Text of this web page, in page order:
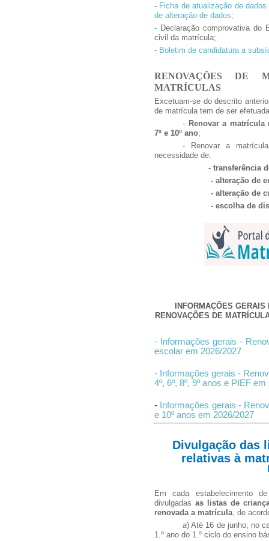
- Ficha de atualização de
de alteração de dados;
- Declaração comprovativa do
civil da matrícula;
- Boletim de candidatura a
RENOVAÇÕES DE
MATRÍCULAS
Excetuam-se do descrito
de matrícula tem de ser
- Renovar a
7º e 10º ano;
- Renovar a
necessidade de:
- transferência
- alteração de
- alteração de
- escolha de
INFORMAÇÕES GERAIS
RENOVAÇÕES DE
- Informações gerais -
escolar em 2026/2027
- Informações gerais -
4º, 6º, 8º, 9º anos e PIEF
- Informações gerais -
e 10º anos em 2026/2027
Divulgação das
relativas à
Em cada estabelecimento
divulgadasas listas de
renovada a matrícula , de
a) Até 16 de junho, no
1.º ano do 1.º ciclo do ensino